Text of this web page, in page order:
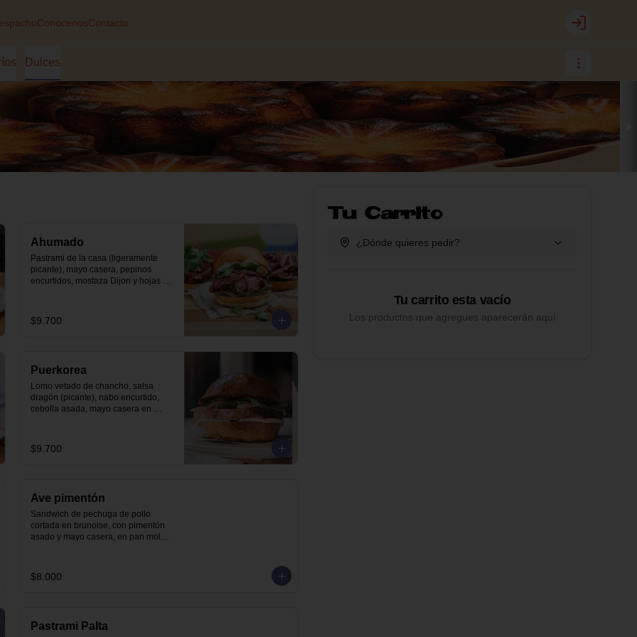
ConócenosContacto
Login
Dulces
Ahumado
Pastrami de la casa (ligeramente
picante), mayo casera, pepinos
encurtidos, mostaza Dijon y hojas
$9.700
Puerkorea
Lomo vetado de chancho, salsa
dragón (picante), nabo encurtido,
cebolla asada, mayo casera en
$9.700
Ave pimentón
Sandwich de pechuga de pollo
cortada en brunoise, con pimentón
asado y mayo casera, en pan molde
$8.000
Pastrami Palta
Tu Carrito
¿Dónde quieres pedir?
Tu carrito esta vacío
Los productos que agregues aparecerán aquí